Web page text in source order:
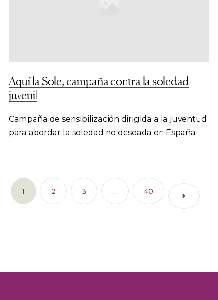
Aquí la Sole, campaña contra la soledad
juvenil
Campaña de sensibilización dirigida a la juventud
para abordar la soledad no deseada en España
1 2 3 … 40